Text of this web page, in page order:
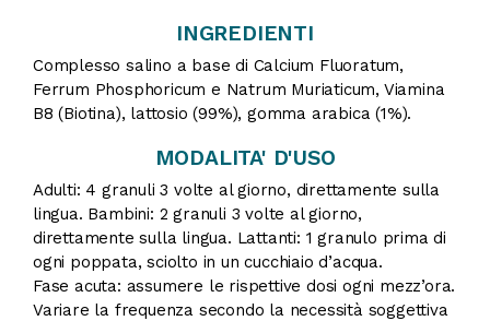
INGREDIENTI
Complesso salino a base di Calcium Fluoratum,
Ferrum Phosphoricum e Natrum Muriaticum, Viamina
B8 (Biotina), lattosio (99%), gomma arabica (1%).
MODALITA' D'USO
Adulti: 4 granuli 3 volte al giorno, direttamente sulla
lingua. Bambini: 2 granuli 3 volte al giorno,
direttamente sulla lingua. Lattanti: 1 granulo prima di
ogni poppata, sciolto in un cucchiaio d’acqua.
Fase acuta: assumere le rispettive dosi ogni mezz’ora.
Variare la frequenza secondo la necessità soggettiva